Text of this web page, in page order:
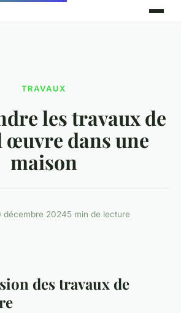
TRAVAUX
les travaux de
œuvre dans une
maison
décembre 20245 min de lecture
des travaux de